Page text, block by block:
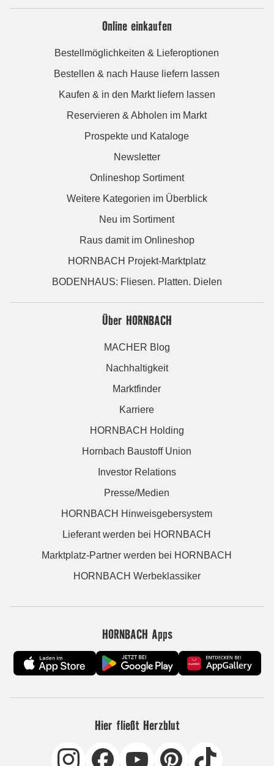
Online einkaufen
Bestellmöglichkeiten & Lieferoptionen
Bestellen & nach Hause liefern lassen
Kaufen & in den Markt liefern lassen
Reservieren & Abholen im Markt
Prospekte und Kataloge
Newsletter
Onlineshop Sortiment
Weitere Kategorien im Überblick
Neu im Sortiment
Raus damit im Onlineshop
HORNBACH Projekt-Marktplatz
BODENHAUS: Fliesen. Platten. Dielen
Über HORNBACH
MACHER Blog
Nachhaltigkeit
Marktfinder
Karriere
HORNBACH Holding
Hornbach Baustoff Union
Investor Relations
Presse/Medien
HORNBACH Hinweisgebersystem
Lieferant werden bei HORNBACH
Marktplatz-Partner werden bei HORNBACH
HORNBACH Werbeklassiker
HORNBACH Apps
Hier fließt Herzblut